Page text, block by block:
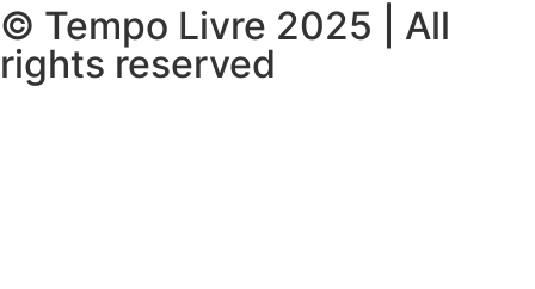
© Tempo Livre 2025 | All
rights reserved